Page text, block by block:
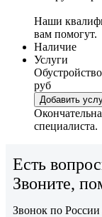
Наши
вам помогут.
Наличие
Услуги
руб
Добавить
специалиста.
Есть
Звоните,
Звонок по